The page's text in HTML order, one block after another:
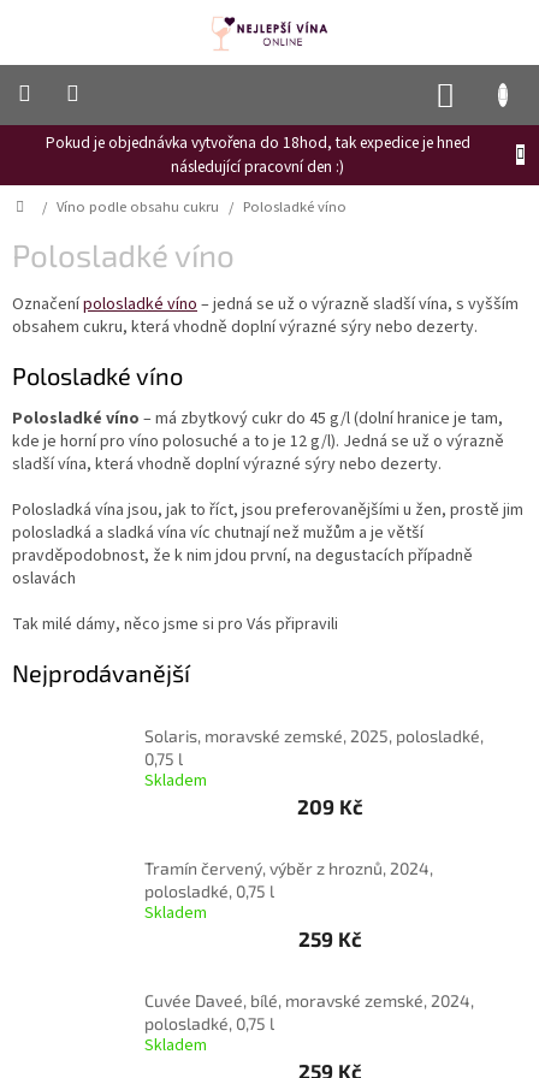
Pokud je objednávka vytvořena do 18hod, tak expedice je hned
následující pracovní den :)
Frizzante
Růžové
víno
Hroznový
Naši
Vinné
novinky
Bílé
víno
Červené
víno
Delikatesy
vínu
Vývrtky
Domů
/ Víno podle obsahu cukru / Polosladké víno
Polosladké víno
Označenípolosladké víno – jedná se už o výrazně sladší vína, s vyšším
obsahem cukru, která vhodně doplní výrazné sýry nebo dezerty.
Polosladké víno
Polosladké víno – má zbytkový cukr do 45 g/l (dolní hranice je tam,
kde je horní pro víno polosuché a to je 12 g/l). Jedná se už o výrazně
sladšívína, která vhodně doplní výrazné sýry nebo dezerty.
Polosladká vína jsou, jak to říct, jsou preferovanějšími u žen, prostě jim
polosladká a sladká vína víc chutnají než mužům a je větší
pravděpodobnost, že k nim jdou první, na degustacích případně
oslavách
Tak milé dámy, něco jsme si pro Vás připravili
Nejprodávanější
Solaris, moravské zemské, 2025, polosladké,
0,75 l
Skladem
209 Kč
Tramín červený, výběr z hroznů, 2024,
polosladké, 0,75 l
Skladem
259 Kč
Cuvée Daveé, bílé, moravské zemské, 2024,
polosladké, 0,75 l
Skladem
259 Kč